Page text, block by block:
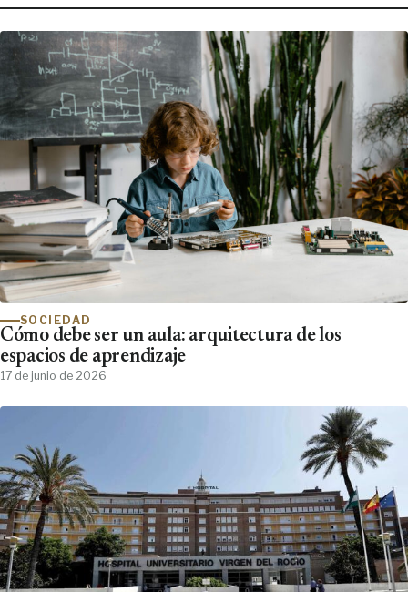
SOCIEDAD
Cómo debe ser un aula: arquitectura de los
espacios de aprendizaje
17 de junio de 2026